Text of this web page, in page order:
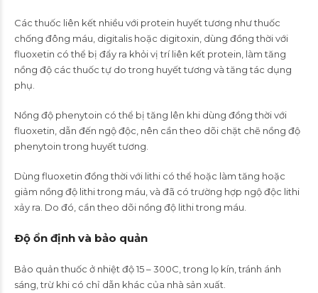
Các thuốc liên kết nhiều với protein huyết tương như thuốc
chống đông máu, digitalis hoặc digitoxin, dùng đồng thời với
fluoxetin có thể bị đẩy ra khỏi vị trí liên kết protein, làm tăng
nồng độ các thuốc tự do trong huyết tương và tăng tác dụng
phụ.
Nồng độ phenytoin có thể bị tăng lên khi dùng đồng thời với
fluoxetin, dẫn đến ngộ độc, nên cần theo dõi chặt chẽ nồng độ
phenytoin trong huyết tương.
Dùng fluoxetin đồng thời với lithi có thể hoặc làm tăng hoặc
giảm nồng độ lithi trong máu, và đã có trường hợp ngộ độc lithi
xảy ra. Do đó, cần theo dõi nồng độ lithi trong máu.
Ðộ ổn định và bảo quản
Bảo quản thuốc ở nhiệt độ 15 – 300C, trong lọ kín, tránh ánh
sáng, trừ khi có chỉ dẫn khác của nhà sản xuất.